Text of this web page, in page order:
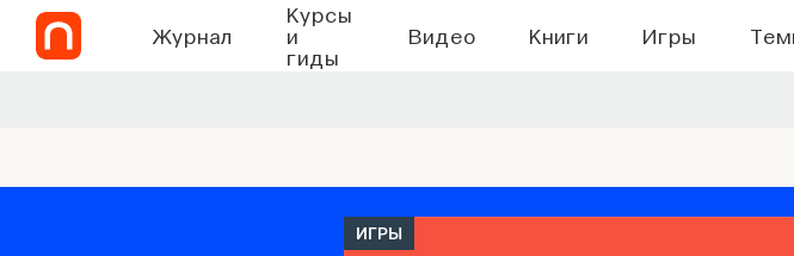
Журнал
Курсы
и
гиды
Видео Книги Игры
ИГРЫ